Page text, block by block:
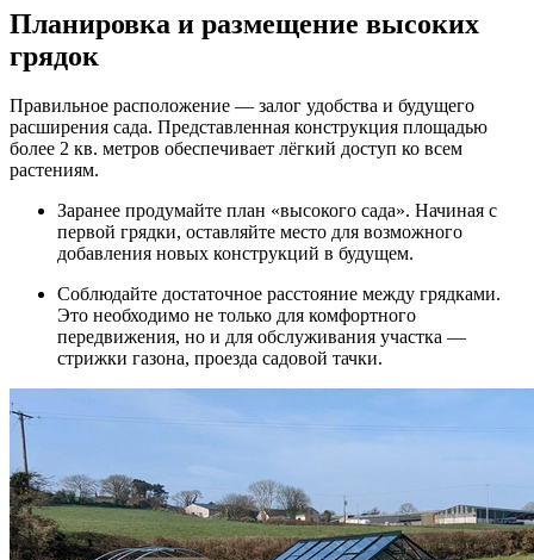
Планировка и размещение высоких
грядок
Правильное расположение — залог удобства и будущего
расширения сада. Представленная конструкция площадью
более 2 кв. метров обеспечивает лёгкий доступ ко всем
растениям.
Заранее продумайте план «высокого сада». Начиная с
первой грядки, оставляйте место для возможного
добавления новых конструкций в будущем.
Соблюдайте достаточное расстояние между грядками.
Это необходимо не только для комфортного
передвижения, но и для обслуживания участка —
стрижки газона, проезда садовой тачки.